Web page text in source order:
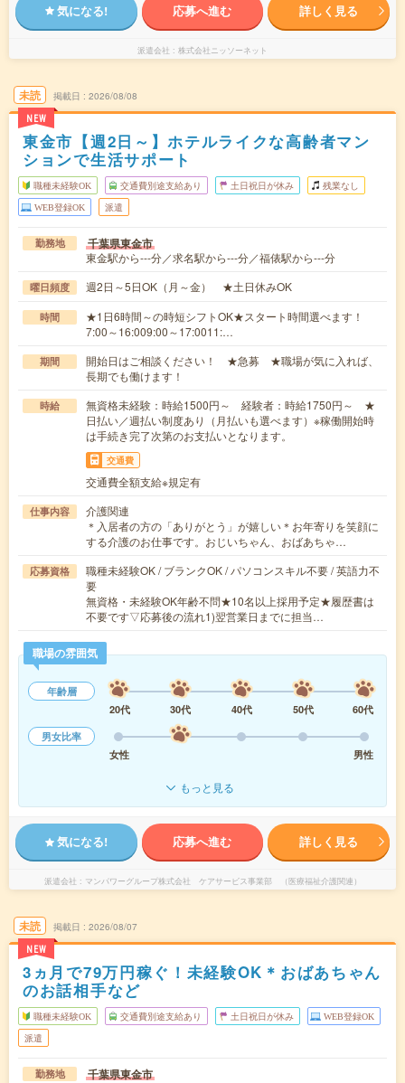
気になる! 応募へ進む 詳しく見る
派遣会社 株式会社ニッソーネット
未読
NEW
掲載日 2026/08/08
東金市【週2日～】ホテルライクな高齢者マン
ションで生活サポート
職種未経験OK 交通費別途支給あり 土日祝日が休み 残業なし
WEB登録OK 派遣
勤務地 千葉県東金市
東金駅から---分／求名駅から---分／福俵駅から---分
曜日頻度 週2日～5日OK（月～金） ★土日休みOK
時間
★1日6時間～の時短シフトOK★スタート時間選べます！
7:00～16:009:00～17:0011:…
期間
開始日はご相談ください！ ★急募 ★職場が気に入れば、
長期でも働けます！
時給
無資格未経験：時給1500円～ 経験者：時給1750円～ ★
日払い／週払い制度あり（月払いも選べます）※稼働開始時
は手続き完了次第のお支払いとなります。
交通費
交通費全額支給※規定有
仕事内容
介護関連
＊入居者の方の「ありがとう」が嬉しい＊お年寄りを笑顔に
する介護のお仕事です。おじいちゃん、おばあちゃ…
応募資格
職種未経験OK / ブランクOK / パソコンスキル不要 / 英語力不
要
無資格・未経験OK年齢不問★10名以上採用予定★履歴書は
不要です▽応募後の流れ1)翌営業日までに担当…
職場の雰囲気
年齢層
20代
30代 40代 50代
60代
男女比率
女性
男性
もっと見る
気になる! 応募へ進む 詳しく見る
派遣会社 マンパワーグループ株式会社 ケアサービス事業部 （医療福祉介護関連）
未読
NEW
掲載日 2026/08/07
3ヵ月で79万円稼ぐ！未経験OK＊おばあちゃん
のお話相手など
職種未経験OK 交通費別途支給あり 土日祝日が休み WEB登録OK
派遣
勤務地 千葉県東金市